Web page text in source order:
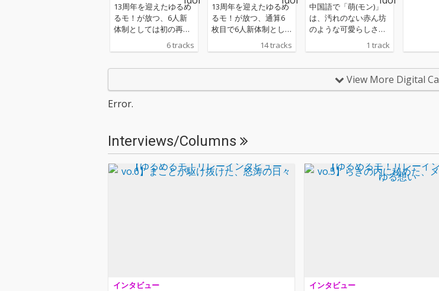
13周年を迎えたゆるめ
るモ！が放つ、6人新
体制としては初の再録
ミニアルバム。これま
での歴史を彩ってきた
ゆるめるモ！から目を
6 tracks
13周年を迎えたゆるめ
るモ！が放つ、通算6
枚目で6人新体制とし
ては初のフルアルバ
ム。初の清竜人提供曲
ぶっ蹴散らす！
14 tracks
中国語で「萌(モン)」
は、汚れのない赤ん坊
のような可愛らしさを
表し、今回のタイトル
にもなった造語「もん
の姿で素直に可愛くす
ること」を意味してい
1 track
View More Digital
Error.
Interviews/Columns
インタビュー
インタビュー